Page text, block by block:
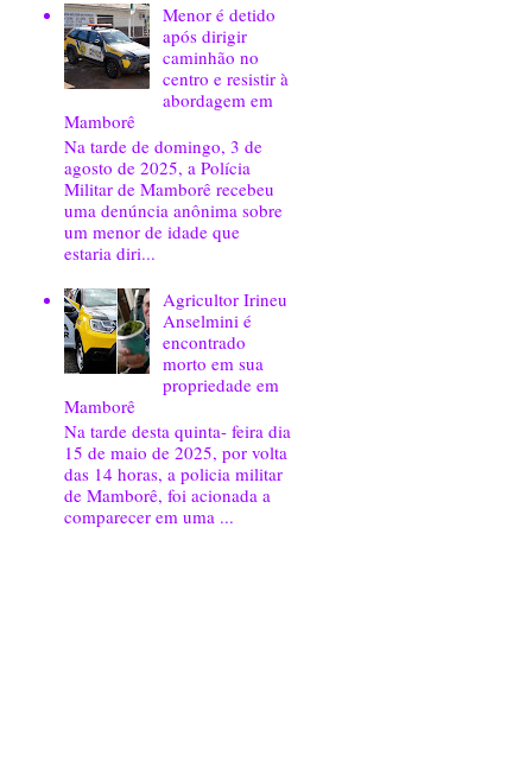
Menor é detido
após dirigir
caminhão no
centro e resistir à
abordagem em
Mamborê
Na tarde de domingo, 3 de
agosto de 2025, a Polícia
Militar de Mamborê recebeu
uma denúncia anônima sobre
um menor de idade que
estaria diri...
Agricultor Irineu
Anselmini é
encontrado
morto em sua
propriedade em
Mamborê
Na tarde desta quinta- feira dia
15 de maio de 2025, por volta
das 14 horas, a policia militar
de Mamborê, foi acionada a
comparecer em uma ...